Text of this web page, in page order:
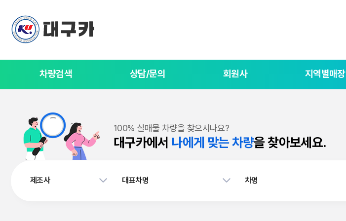
차량검색 상담/문의 회원사 지역별매장
100% 실매물 차량을 찾으시나요?
대구카에서 나에게 맞는 차량을 찾아보세요.
제조사 대표차명 차명